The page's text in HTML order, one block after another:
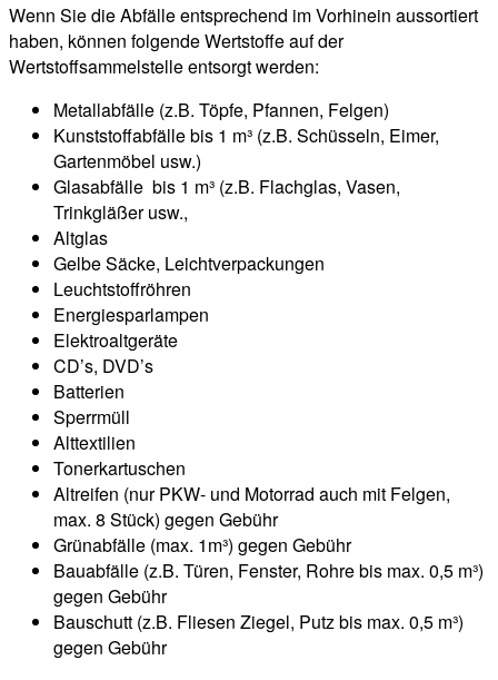
Wenn Sie die Abfälle entsprechend im Vorhinein aussortiert
haben, können folgende Wertstoffe auf der
Wertstoffsammelstelle entsorgt werden:
Metallabfälle (z.B. Töpfe, Pfannen, Felgen)
Kunststoffabfälle bis 1 m³ (z.B. Schüsseln, Eimer,
Gartenmöbel usw.)
Glasabfälle bis 1 m³ (z.B. Flachglas, Vasen,
Trinkgläßer usw.,
Altglas
Gelbe Säcke, Leichtverpackungen
Leuchtstoffröhren
Energiesparlampen
Elektroaltgeräte
CD’s, DVD’s
Batterien
Sperrmüll
Alttextilien
Tonerkartuschen
Altreifen (nur PKW- und Motorrad auch mit Felgen,
max. 8 Stück) gegen Gebühr
Grünabfälle (max. 1m³) gegen Gebühr
Bauabfälle (z.B. Türen, Fenster, Rohre bis max. 0,5 m³)
gegen Gebühr
Bauschutt (z.B. Fliesen Ziegel, Putz bis max. 0,5 m³)
gegen Gebühr